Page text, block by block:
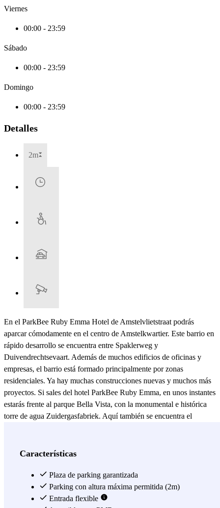
Viernes
00:00 - 23:59
Sábado
00:00 - 23:59
Domingo
00:00 - 23:59
Detalles
2m
En el ParkBee Ruby Emma Hotel de Amstelvlietstraat podrás
aparcar cómodamente en el centro de Amstelkwartier. Este barrio en
rápido desarrollo se encuentra entre Spaklerweg y
Duivendrechtsevaart. Además de muchos edificios de oficinas y
empresas, el barrio está formado principalmente por zonas
residenciales. Ya hay muchas construcciones nuevas y muchos más
proyectos. Si sales del hotel ParkBee Ruby Emma, en unos instantes
estarás frente al parque Bella Vista, con la monumental e histórica
torre de agua Zuidergasfabriek. Aquí también se encuentra el
Amstelglorie, donde encontrarás muchos huertos. ParkBee Ruby
local. Gracias a la parada de metro Spaklerweg, que está a la vuelta
de la esquina, podrás continuar tu viaje desde aquí con las líneas de
metro 51, 53 y 54. En una dirección, la línea 51 te lleva, entre otras,
Características
Plaza de parking garantizada
Parking con altura máxima permitida (2m)
Entrada flexible